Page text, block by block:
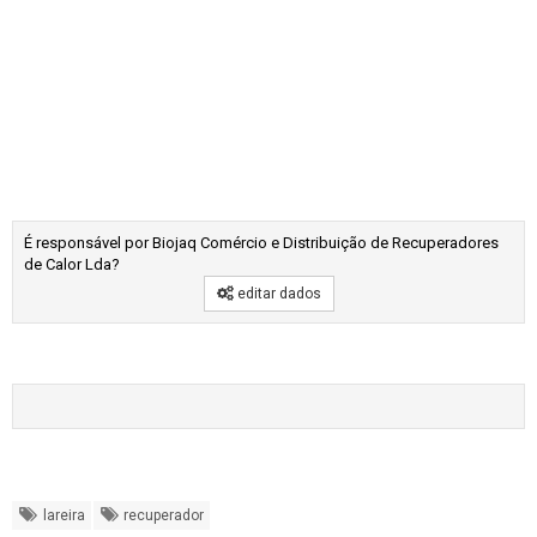
É responsável por Biojaq Comércio e Distribuição de Recuperadores
de Calor Lda?
editar dados
lareira recuperador